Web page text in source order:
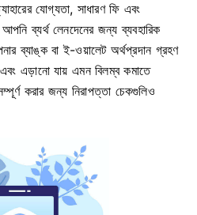
যোগ্যতা, সাধারণ ফি এবং
ব্যর্থ লেনদেনের জন্য ব্যবহারিক
ব্যাঙ্ক বা ই-ওয়ালেট অর্থপ্রদান গ্রহণ
এড়ানো যায় এমন বিলম্ব কমাতে
করার জন্য নিরাপত্তা চেকগুলিও